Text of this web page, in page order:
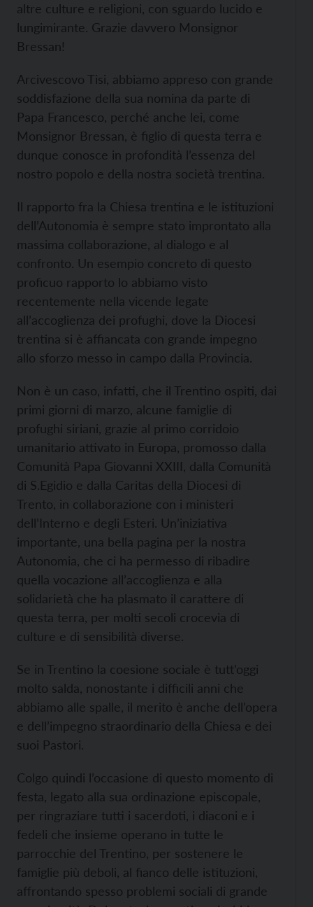
altre culture e religioni, con sguardo lucido e
lungimirante. Grazie davvero Monsignor
Bressan!
Arcivescovo Tisi, abbiamo appreso con grande
soddisfazione della sua nomina da parte di
Papa Francesco, perché anche lei, come
Monsignor Bressan, è figlio di questa terra e
dunque conosce in profondità l’essenza del
nostro popolo e della nostra società trentina.
Il rapporto fra la Chiesa trentina e le istituzioni
dell’Autonomia è sempre stato improntato alla
massima collaborazione, al dialogo e al
confronto. Un esempio concreto di questo
proficuo rapporto lo abbiamo visto
recentemente nella vicende legate
all’accoglienza dei profughi, dove la Diocesi
trentina si è affiancata con grande impegno
allo sforzo messo in campo dalla Provincia.
Non è un caso, infatti, che il Trentino ospiti, dai
primi giorni di marzo, alcune famiglie di
profughi siriani, grazie al primo corridoio
umanitario attivato in Europa, promosso dalla
Comunità Papa Giovanni XXIII, dalla Comunità
di S.Egidio e dalla Caritas della Diocesi di
Trento, in collaborazione con i ministeri
dell’Interno e degli Esteri. Un’iniziativa
importante, una bella pagina per la nostra
Autonomia, che ci ha permesso di ribadire
quella vocazione all’accoglienza e alla
solidarietà che ha plasmato il carattere di
questa terra, per molti secoli crocevia di
culture e di sensibilità diverse.
Se in Trentino la coesione sociale è tutt’oggi
molto salda, nonostante i difficili anni che
abbiamo alle spalle, il merito è anche dell’opera
e dell’impegno straordinario della Chiesa e dei
suoi Pastori.
Colgo quindi l’occasione di questo momento di
festa, legato alla sua ordinazione episcopale,
per ringraziare tutti i sacerdoti, i diaconi e i
fedeli che insieme operano in tutte le
parrocchie del Trentino, per sostenere le
famiglie più deboli, al fianco delle istituzioni,
affrontando spesso problemi sociali di grande